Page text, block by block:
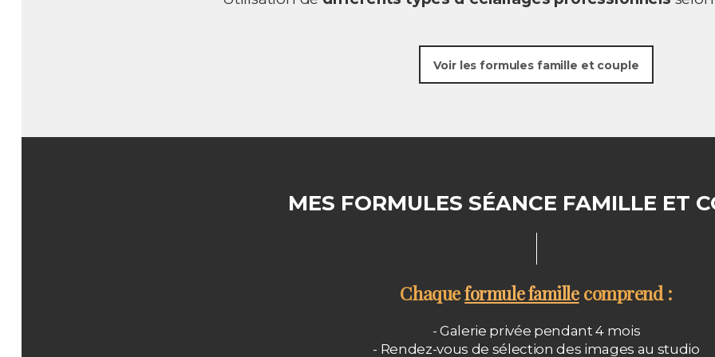
Voir les formules famille et couple
MES FORMULES SÉANCE FAMILLE ET
Chaqueformule famillecomprend :
- Galerie privée pendant 4 mois
- Rendez-vous de sélection des images au studio